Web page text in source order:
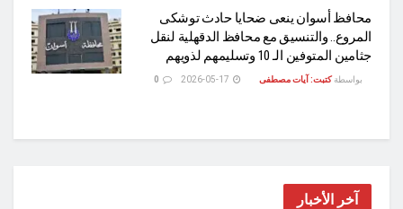
محافظ أسوان ينعى ضحايا حادث توشكى
المروع.. والتنسيق مع محافظ الدقهلية لنقل
جثامين المتوفين الـ 10 وتسليمهم لذويهم
بواسطة كتبت: آيات مصطفى
آخر الأخبار